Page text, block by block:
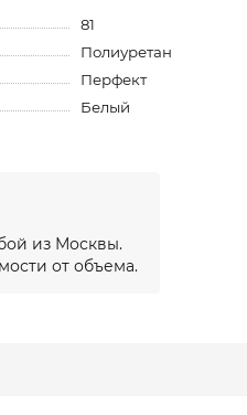
81
Полиуретан
Перфект
Белый
из Москвы.
от объема.